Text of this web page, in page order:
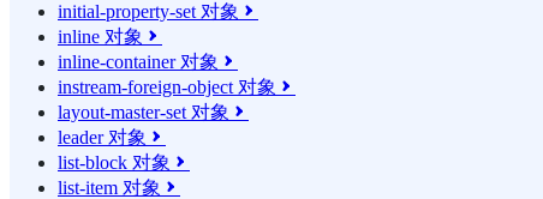
initial-property-set 对象 
inline 对象 
inline-container 对象 
instream-foreign-object 对象 
layout-master-set 对象 
leader 对象 
list-block 对象 
list-item 对象 